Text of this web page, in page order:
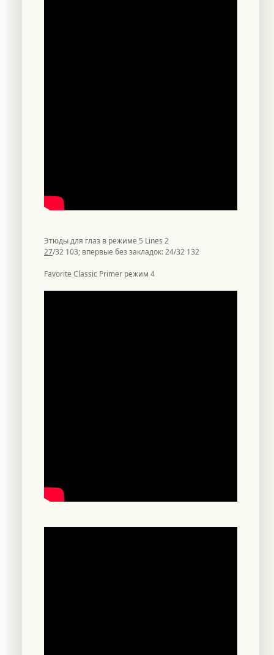
Этюды для глаз в режиме 5 Lines 2
27/32 103; впервые без закладок: 24/32 132
Favorite Classic Primer режим 4